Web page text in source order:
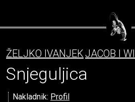
ŽELJKO IVANJEKJACOB I
Snjeguljica
Nakladnik: Profil